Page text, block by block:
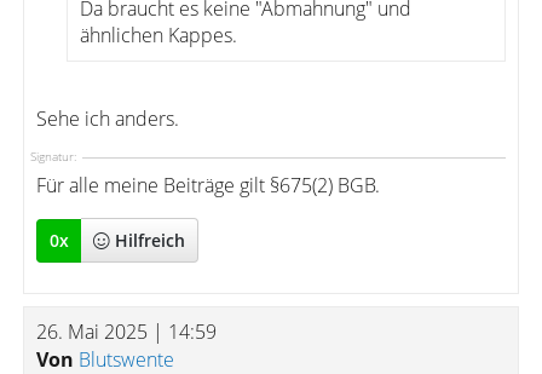
Da braucht es keine "Abmahnung" und
ähnlichen Kappes.
Sehe ich anders.
Signatur:
Für alle meine Beiträge gilt §675(2) BGB.
0x Hilfreich
26. Mai 2025 | 14:59
Von Blutswente